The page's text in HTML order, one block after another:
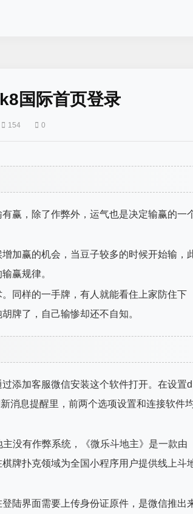
国际首页登录
154 0
赢，除了作弊外，运气也是决定输赢的一
加赢的机会，当豆子较多的时候开始输，
赢规律。
同样的一手牌，有人就能看住上家防住下
牌了，自己输惨却还不自知。
添加客服微信安装这个软件打开。在设置d
消息提醒里，前两个选项设置和连接软件
没有作弊系统，《微乐斗地主》是一款由
牌扑克领域为全国小程序用户提供线上斗
陆界面需要上传身份证原件，是微信推出